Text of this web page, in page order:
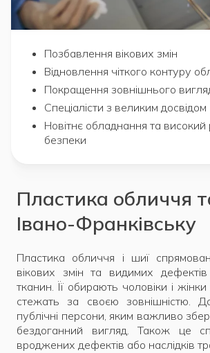
Позбавлення вікових змін
Відновлення чіткого контуру
Покращення зовнішнього
Спеціалісти з великим досвідом
Новітнє обладнання та високий
безпеки
Пластика обличчя
Івано-Франківську
Пластика обличчя і шиї
вікових змін та видимих
тканин. Її обирають чоловіки і
стежать за своєю зовнішністю.
публічні персони, яким важливо
бездоганний вигляд. Також це
вроджених дефектів або наслідків